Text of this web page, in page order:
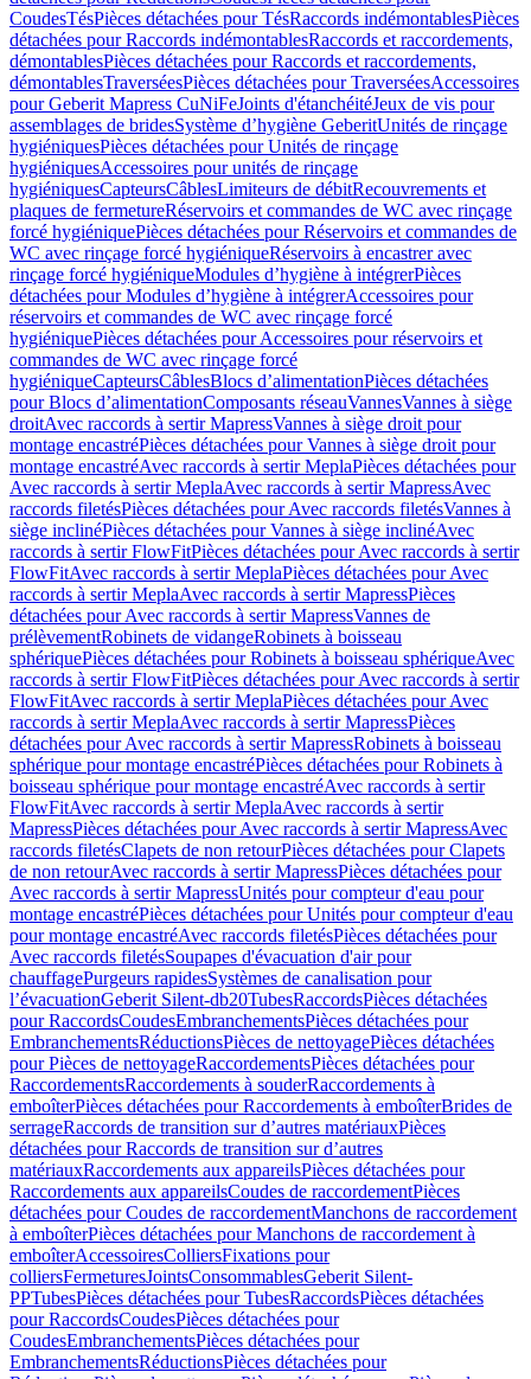
CoudesTésPièces détachées pour TésRaccords indémontablesPièces
détachées pour Raccords indémontablesRaccords et raccordements,
démontablesPièces détachées pour Raccords et raccordements,
démontablesTraverséesPièces détachées pour TraverséesAccessoires
pour Geberit Mapress CuNiFeJoints d'étanchéitéJeux de vis pour
assemblages de bridesSystème d’hygiène GeberitUnités de rinçage
hygiéniquesPièces détachées pour Unités de rinçage
hygiéniquesAccessoires pour unités de rinçage
hygiéniquesCapteursCâblesLimiteurs de débitRecouvrements et
plaques de fermetureRéservoirs et commandes de WC avec rinçage
forcé hygiéniquePièces détachées pour Réservoirs et commandes de
WC avec rinçage forcé hygiéniqueRéservoirs à encastrer avec
rinçage forcé hygiéniqueModules d’hygiène à intégrerPièces
détachées pour Modules d’hygiène à intégrerAccessoires pour
réservoirs et commandes de WC avec rinçage forcé
hygiéniquePièces détachées pour Accessoires pour réservoirs et
commandes de WC avec rinçage forcé
hygiéniqueCapteursCâblesBlocs d’alimentationPièces détachées
pour Blocs d’alimentationComposants réseauVannesVannes à siège
droitAvec raccords à sertir MapressVannes à siège droit pour
montage encastréPièces détachées pour Vannes à siège droit pour
montage encastréAvec raccords à sertir MeplaPièces détachées pour
Avec raccords à sertir MeplaAvec raccords à sertir MapressAvec
raccords filetésPièces détachées pour Avec raccords filetésVannes à
siège inclinéPièces détachées pour Vannes à siège inclinéAvec
raccords à sertir FlowFitPièces détachées pour Avec raccords à sertir
FlowFitAvec raccords à sertir MeplaPièces détachées pour Avec
raccords à sertir MeplaAvec raccords à sertir MapressPièces
détachées pour Avec raccords à sertir MapressVannes de
prélèvementRobinets de vidangeRobinets à boisseau
sphériquePièces détachées pour Robinets à boisseau sphériqueAvec
raccords à sertir FlowFitPièces détachées pour Avec raccords à sertir
FlowFitAvec raccords à sertir MeplaPièces détachées pour Avec
raccords à sertir MeplaAvec raccords à sertir MapressPièces
détachées pour Avec raccords à sertir MapressRobinets à boisseau
sphérique pour montage encastréPièces détachées pour Robinets à
boisseau sphérique pour montage encastréAvec raccords à sertir
FlowFitAvec raccords à sertir MeplaAvec raccords à sertir
MapressPièces détachées pour Avec raccords à sertir MapressAvec
raccords filetésClapets de non retourPièces détachées pour Clapets
de non retourAvec raccords à sertir MapressPièces détachées pour
Avec raccords à sertir MapressUnités pour compteur d'eau pour
montage encastréPièces détachées pour Unités pour compteur d'eau
pour montage encastréAvec raccords filetésPièces détachées pour
Avec raccords filetésSoupapes d'évacuation d'air pour
chauffagePurgeurs rapidesSystèmes de canalisation pour
l’évacuationGeberit Silent-db20TubesRaccordsPièces détachées
pour RaccordsCoudesEmbranchementsPièces détachées pour
EmbranchementsRéductionsPièces de nettoyagePièces détachées
pour Pièces de nettoyageRaccordementsPièces détachées pour
RaccordementsRaccordements à souderRaccordements à
emboîterPièces détachées pour Raccordements à emboîterBrides de
serrageRaccords de transition sur d’autres matériauxPièces
détachées pour Raccords de transition sur d’autres
matériauxRaccordements aux appareilsPièces détachées pour
Raccordements aux appareilsCoudes de raccordementPièces
détachées pour Coudes de raccordementManchons de raccordement
à emboîterPièces détachées pour Manchons de raccordement à
emboîterAccessoiresColliersFixations pour
colliersFermeturesJointsConsommablesGeberit Silent-
PPTubesPièces détachées pour TubesRaccordsPièces détachées
pour RaccordsCoudesPièces détachées pour
CoudesEmbranchementsPièces détachées pour
EmbranchementsRéductionsPièces détachées pour